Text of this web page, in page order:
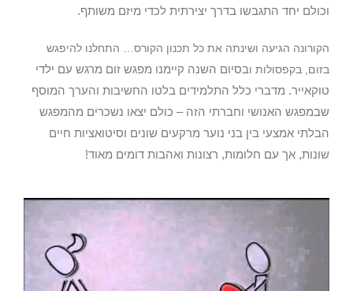
וכולם יחד התגבשו בדרך יצירתית לכדי מיזם משותף.
הקורונה הגיעה ושינתה את כל תכנון הקורס… התחלנו להיפגש
בזום, בקפסולות ובסיום השנה קיימנו מפגש זום מרגש עם ילדי
טוקאייר. מדברי כלל התלמידים בלטו החשיבות והערך המוסף
שבמפגש האנושי וחברתי הזה – כולם יצאו נשכרים מהמפגש
הבלתי אמצעי בין בני נוער מרקעים שונים וסיטואציות חיים
שונות, אך עם חלומות, רצונות ואהבות דומים מאוד!